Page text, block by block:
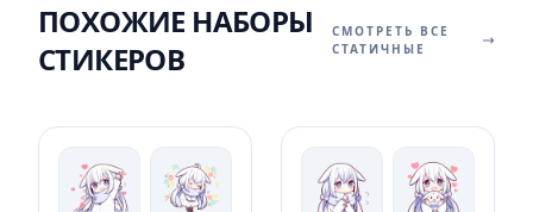
ПОХОЖИЕ НАБОРЫ
СТИКЕРОВ
СМОТРЕТЬ ВСЕ
СТАТИЧНЫЕ